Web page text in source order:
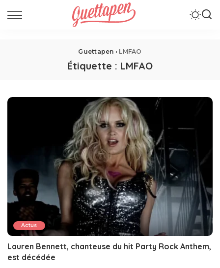
Guettapen › LMFAO
Étiquette : LMFAO
Actus
Lauren Bennett, chanteuse du hit Party Rock Anthem,
est décédée